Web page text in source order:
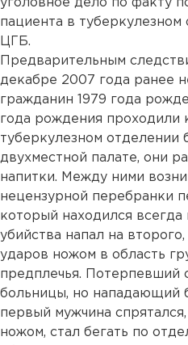
уголовное дело по факту
пациента в
ЦГБ.
Предварительным
декабре 2007 года ранее
гражданин 1979 года
года рождения проходили
туберкулезном отделении
двухместной палате, они
напитки. Между ними
нецензурной перебранки
который находился
убийства напал на
ударов ножом в область
предплечья. Потерпевший
больницы, но нападающий
первый мужчина
ножом, стал бегать по